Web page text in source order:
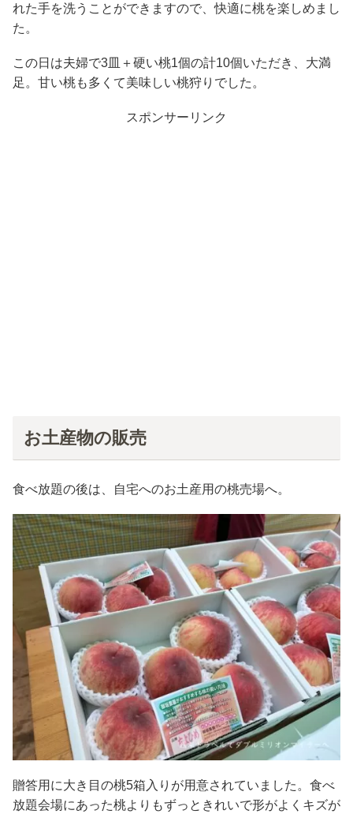
れた手を洗うことができますので、快適に桃を楽しめまし
た。
この日は夫婦で3皿＋硬い桃1個の計10個いただき、大満
足。甘い桃も多くて美味しい桃狩りでした。
スポンサーリンク
お土産物の販売
食べ放題の後は、自宅へのお土産用の桃売場へ。
贈答用に大き目の桃5箱入りが用意されていました。食べ
放題会場にあった桃よりもずっときれいで形がよくキズが